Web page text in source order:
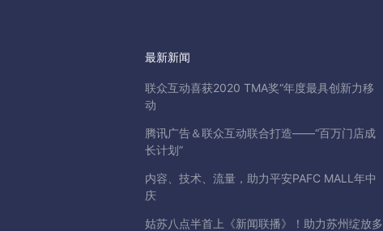
最新新闻
联众互动喜获2020 TMA奖“年度最具创新力移
动
腾讯广告＆联众互动联合打造——“百万门店成
长计划”
内容、技术、流量，助力平安PAFC MALL年中
庆
姑苏八点半首上《新闻联播》！助力苏州绽放多